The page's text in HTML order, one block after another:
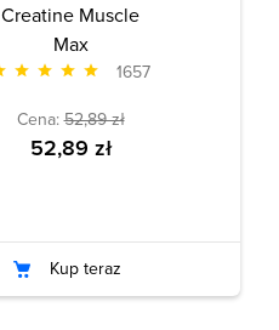
Creatine Muscle
Max
1657
Cena:52,89 zł
52,89 zł
Kup teraz